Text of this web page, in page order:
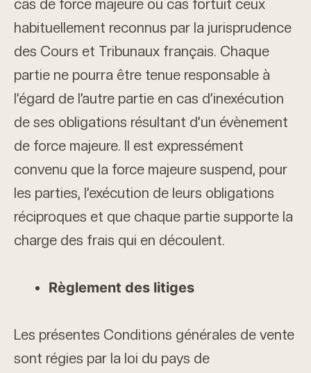
cas de force majeure ou cas fortuit ceux
habituellement reconnus par la jurisprudence
des Cours et Tribunaux français. Chaque
partie ne pourra être tenue responsable à
l’égard de l’autre partie en cas d’inexécution
de ses obligations résultant d’un évènement
de force majeure. Il est expressément
convenu que la force majeure suspend, pour
les parties, l’exécution de leurs obligations
réciproques et que chaque partie supporte la
charge des frais qui en découlent.
Règlement des litiges
Les présentes Conditions générales de vente
sont régies par la loi du pays de